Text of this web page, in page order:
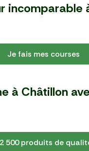
incomparable
Je fais mes courses
à Châtillon
500 produits de